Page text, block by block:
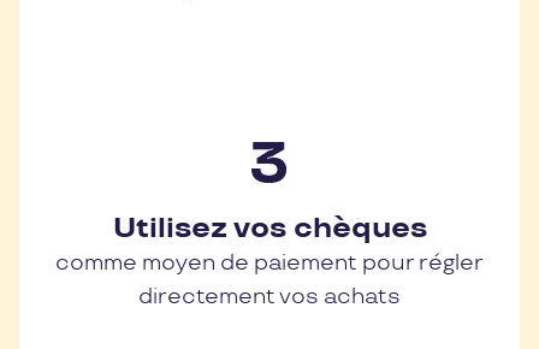
Utilisez vos chèques
comme moyen de paiement pour régler
directement vos achats